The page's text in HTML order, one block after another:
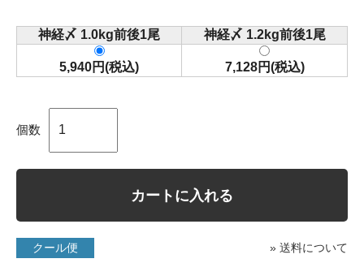
神経〆 1.0kg前後1尾 神経〆 1.2kg前後1尾
5,940円(税込) 7,128円(税込)
個数
カートに入れる
クール便 » 送料について